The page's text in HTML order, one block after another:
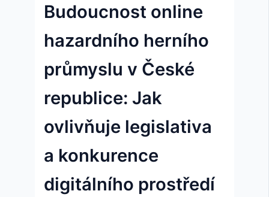
Budoucnost online
hazardního herního
průmyslu v České
republice: Jak
ovlivňuje legislativa
a konkurence
digitálního prostředí